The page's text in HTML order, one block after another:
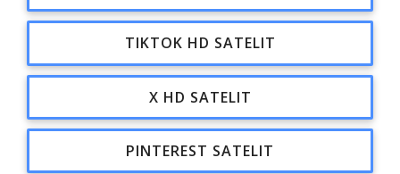
TIKTOK HD SATELIT
X HD SATELIT
PINTEREST SATELIT